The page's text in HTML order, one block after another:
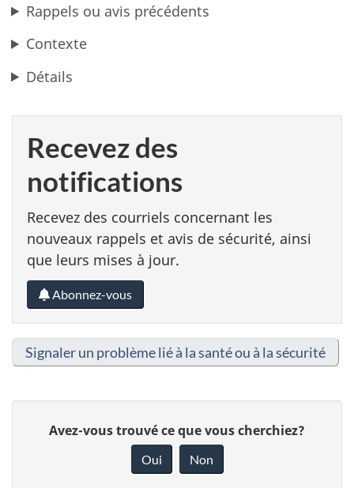
Rappels ou avis précédents
Contexte
Détails
Recevez des
notifications
Recevez des courriels concernant les
nouveaux rappels et avis de sécurité, ainsi
que leurs mises à jour.
Abonnez-vous
Signaler un problème lié à la santé ou à la sécurité
Avez-vous trouvé ce que vous cherchiez?
Oui Non